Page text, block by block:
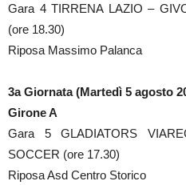
Gara 4 TIRRENA LAZIO –
(ore 18.30)
Riposa Massimo Palanca
3a Giornata (Martedì 5 agosto
Girone A
Gara 5 GLADIATORS
SOCCER (ore 17.30)
Riposa Asd Centro Storico